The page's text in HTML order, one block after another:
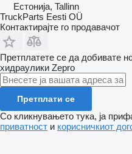
Естонија, Tallinn
TruckParts Eesti OÜ
Контактирајте го продавачот
Претплатете се да добивате
хидраулики Zepro
Претплати се
Со кликнувањето тука, ја
приватност и корисничкиот